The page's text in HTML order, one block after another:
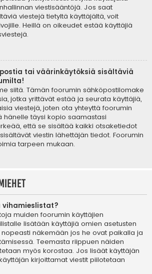
viestisääntöjä. Jos saat
viestejä tietyltä käyttäjältä, voit
Heillä on oikeudet estää käyttäjiä
tai väärinkäytöksiä sisältäviä
siitä. Tämän foorumin sähköpostilomake
jotka yrittävät estää ja seurata käyttäjiä,
viestejä, joten ota yhteyttä foorumin
hänelle täysi kopio saamastasi
että se sisältää kaikki otsaketiedot
viestin lähettäjän tiedot. Foorumin
tarpeen mukaan.
vihamieslistat?
muiden foorumin käyttäjien
lisätään käyttäjiä omien asetusten
näkemään jos he ovat paikalla ja
Teemasta riippuen näiden
myös korostaa. Jos lisäät käyttäjän
kirjoittamat viestit piilotetaan